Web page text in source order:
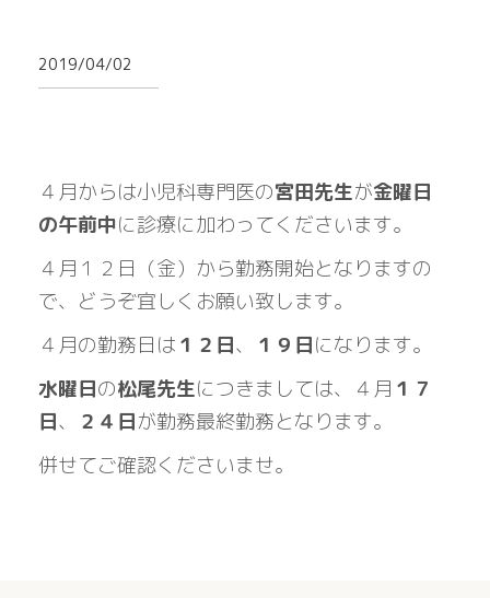
2019/04/02
４月からは小児科専門医の宮田先生が金曜日
の午前中に診療に加わってくださいます。
４月１２日（金）から勤務開始となりますの
で、どうぞ宜しくお願い致します。
４月の勤務日は １２日、 １９日になります。
水曜日の松尾先生につきましては、４月 １７
日、 ２４日が勤務最終勤務となります。
併せてご確認くださいませ。